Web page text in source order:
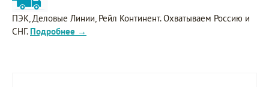
ПЭК, Деловые Линии, Рейл Континент. Охватываем Россию и
СНГ. Подробнее →